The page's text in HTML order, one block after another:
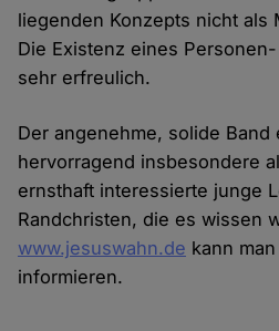
liegenden Konzepts nicht als
Die Existenz eines
sehr erfreulich.
Der angenehme, solide Band
hervorragend insbesondere
ernsthaft interessierte junge
Randchristen, die es wissen
www.jesuswahn.de kann
informieren.